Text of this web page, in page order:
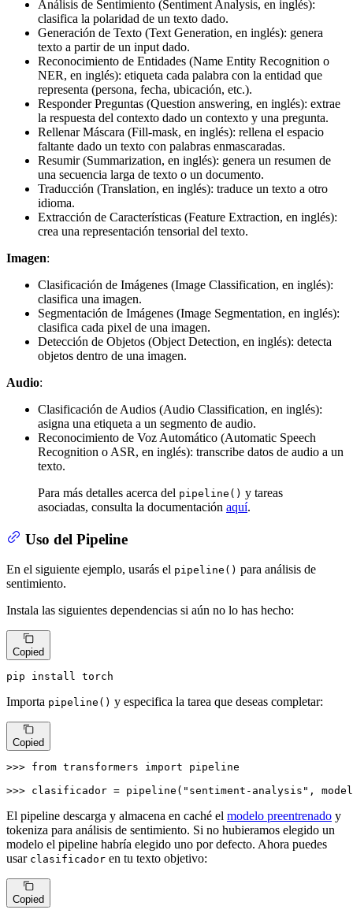
Análisis de Sentimiento (Sentiment Analysis, en inglés):
clasifica la polaridad de un texto dado.
Generación de Texto (Text Generation, en inglés): genera
texto a partir de un input dado.
Reconocimiento de Entidades (Name Entity Recognition o
NER, en inglés): etiqueta cada palabra con la entidad que
representa (persona, fecha, ubicación, etc.).
Responder Preguntas (Question answering, en inglés): extrae
la respuesta del contexto dado un contexto y una pregunta.
Rellenar Máscara (Fill-mask, en inglés): rellena el espacio
faltante dado un texto con palabras enmascaradas.
Resumir (Summarization, en inglés): genera un resumen de
una secuencia larga de texto o un documento.
Traducción (Translation, en inglés): traduce un texto a otro
idioma.
Extracción de Características (Feature Extraction, en inglés):
crea una representación tensorial del texto.
Imagen:
Clasificación de Imágenes (Image Classification, en inglés):
clasifica una imagen.
Segmentación de Imágenes (Image Segmentation, en inglés):
clasifica cada pixel de una imagen.
Detección de Objetos (Object Detection, en inglés): detecta
objetos dentro de una imagen.
Audio:
Clasificación de Audios (Audio Classification, en inglés):
asigna una etiqueta a un segmento de audio.
Reconocimiento de Voz Automático (Automatic Speech
Recognition o ASR, en inglés): transcribe datos de audio a un
texto.
Para más detalles acerca del pipeline() y tareas
asociadas, consulta la documentación aquí.
Uso del Pipeline
En el siguiente ejemplo, usarás el pipeline() para análisis de
sentimiento.
Instala las siguientes dependencias si aún no lo has hecho:
Copied
pip install torch
Importa pipeline() y especifica la tarea que deseas completar:
Copied
>>> from transformers import pipeline
>>> clasificador = pipeline( "sentiment-analysis" ,
El pipeline descarga y almacena en caché el modelo preentrenado y
tokeniza para análisis de sentimiento. Si no hubieramos elegido un
modelo el pipeline habría elegido uno por defecto. Ahora puedes
usar clasificador en tu texto objetivo:
Copied